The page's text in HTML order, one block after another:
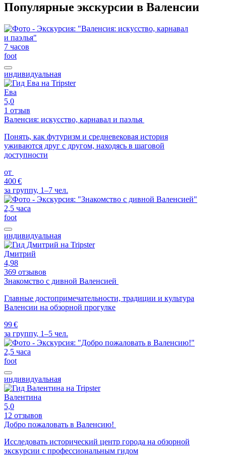
Популярные экскурсии в Валенсии
7 часов
foot
индивидуальная
Ева
5,0
1 отзыв
Валенсия: искусство, карнавал и паэлья
Понять, как футуризм и средневековая история
уживаются друг с другом, находясь в шаговой
доступности
от
400 €
за группу, 1–7 чел.
2,5 часа
foot
индивидуальная
Дмитрий
4,98
369 отзывов
Знакомство с дивной Валенсией
Главные достопримечательности, традиции и культура
Валенсии на обзорной прогулке
99 €
за группу, 1–5 чел.
2,5 часа
foot
индивидуальная
Валентина
5,0
12 отзывов
Добро пожаловать в Валенсию!
Исследовать исторический центр города на обзорной
экскурсии с профессиональным гидом